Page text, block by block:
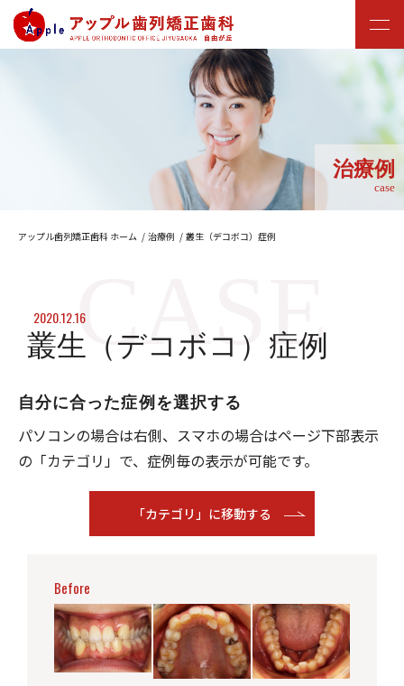
治療例
case
アップル歯列矯正歯科 ホーム 治療例 叢生（デコボコ）症例
2020.12.16
叢生（デコボコ）症例
自分に合った症例を選択する
パソコンの場合は右側、スマホの場合はページ下部表⽰
の「カテゴリ」で、症例毎の表⽰が可能です。
「カテゴリ」に移動する